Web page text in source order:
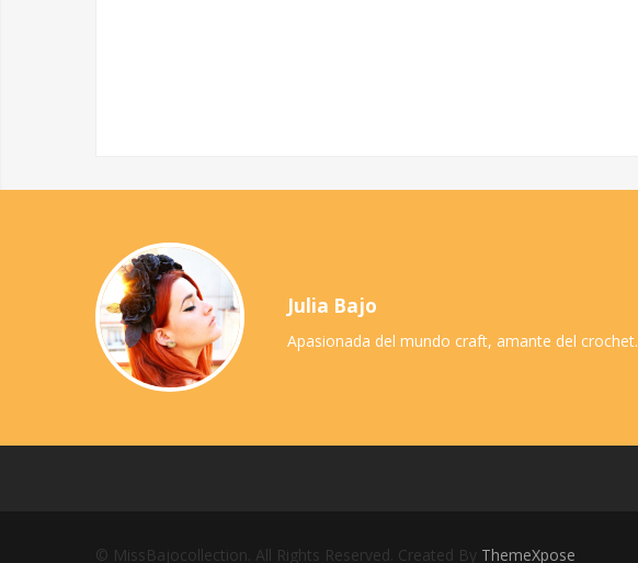
Julia Bajo
Apasionada del mundo craft, amante del crochet.
© MissBajocollection. All Rights Reserved. Created By ThemeXpose